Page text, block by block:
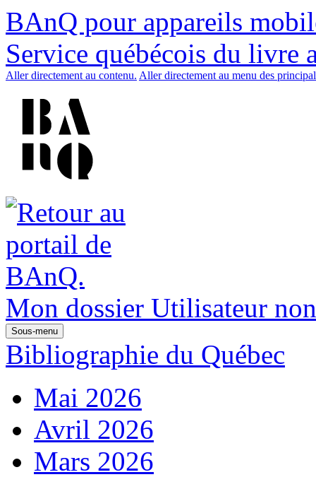
BAnQ pour appareils
Service québécois du livre
Aller directement au contenu. Aller directement au menu des
Mon dossier Utilisateur
Sous-menu
Bibliographie du Québec
Mai 2026
Avril 2026
Mars 2026